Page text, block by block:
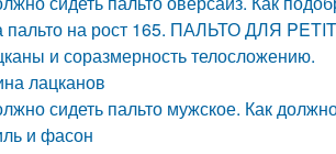
пальто на рост 165. ПАЛЬТО ДЛЯ
и соразмерность телосложению.
лацканов
сидеть пальто мужское. Как
и фасон